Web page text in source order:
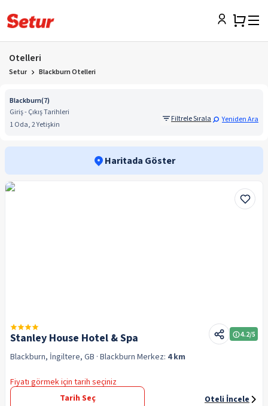
Otelleri
Setur Blackburn Otelleri
Blackburn(7)
Giriş - Çıkış Tarihleri
1 Oda, 2 Yetişkin
Filtrele Sırala Yeniden Ara
Haritada Göster
Stanley House Hotel & Spa 4.2/5
Blackburn, İngiltere, GB · Blackburn Merkez: 4 km
Fiyatı görmek için tarih seçiniz
Tarih Seç
Oteli İncele